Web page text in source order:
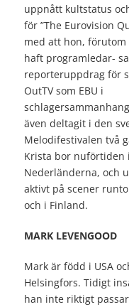
uppnått kultstatus
för ”The Eurovision
med att hon, förutom
haft programledar-
reporteruppdrag för
OutTV som EBU i
även deltagit i den
Melodifestivalen två
Krista bor nuförtiden i
Nederländerna, och
aktivt på scener
och i Finland.
MARK LEVENGOOD
Mark är född i USA
Helsingfors. Tidigt
han inte riktigt